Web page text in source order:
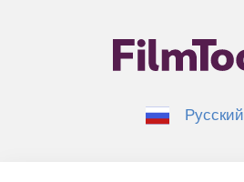
Русский